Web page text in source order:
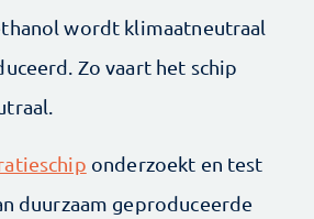
wordt klimaatneutraal
Zo vaart het schip
onderzoekt en test
duurzaam geproduceerde